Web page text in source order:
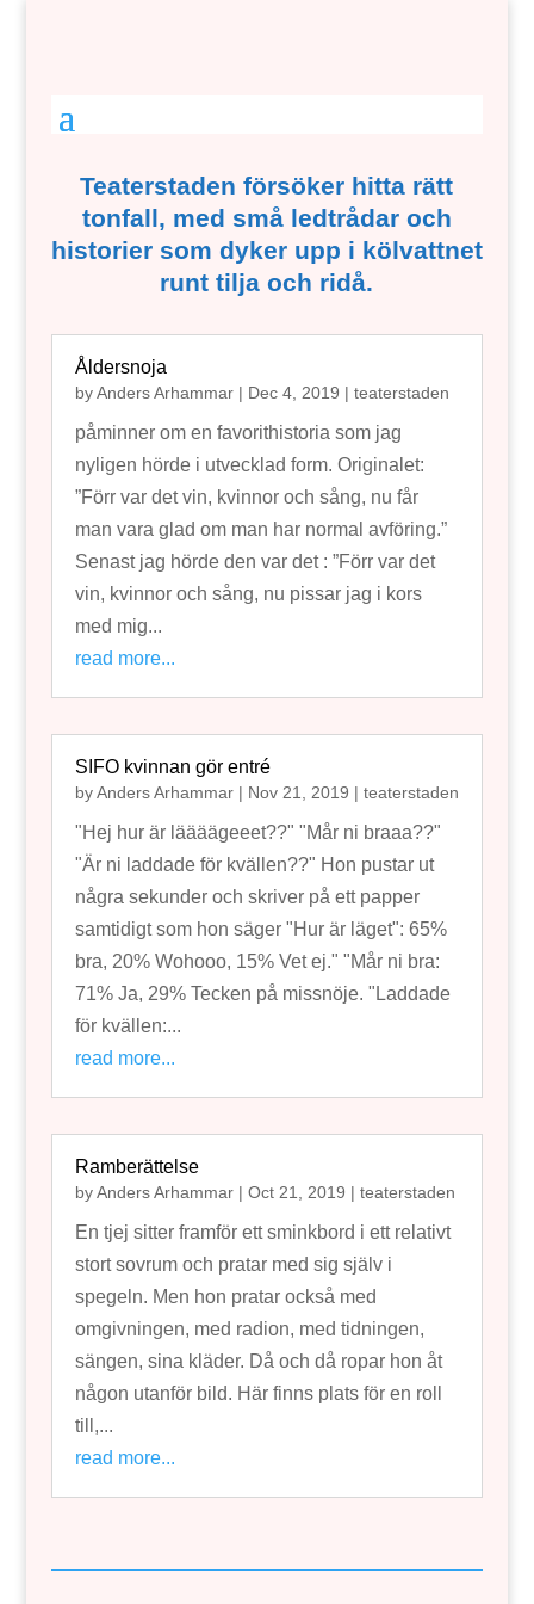
Teaterstaden försöker hitta rätt
tonfall, med små ledtrådar och
historier som dyker upp i kölvattnet
runt tilja och ridå.
Åldersnoja
byAnders Arhammar| Dec 4, 2019 | teaterstaden
påminner om en favorithistoria som jag
nyligen hörde i utvecklad form. Originalet:
”Förr var det vin, kvinnor och sång, nu får
man vara glad om man har normal avföring.”
Senast jag hörde den var det : ”Förr var det
vin, kvinnor och sång, nu pissar jag i kors
med mig...
read more...
SIFO kvinnan gör entré
byAnders Arhammar| Nov 21, 2019 | teaterstaden
"Hej hur är läääägeeet??" "Mår ni braaa??"
"Är ni laddade för kvällen??" Hon pustar ut
några sekunder och skriver på ett papper
samtidigt som hon säger "Hur är läget": 65%
bra, 20% Wohooo, 15% Vet ej." "Mår ni bra:
71% Ja, 29% Tecken på missnöje. "Laddade
för kvällen:...
read more...
Ramberättelse
byAnders Arhammar| Oct 21, 2019 | teaterstaden
En tjej sitter framför ett sminkbord i ett relativt
stort sovrum och pratar med sig själv i
spegeln. Men hon pratar också med
omgivningen, med radion, med tidningen,
sängen, sina kläder. Då och då ropar hon åt
någon utanför bild. Här finns plats för en roll
till,...
read more...